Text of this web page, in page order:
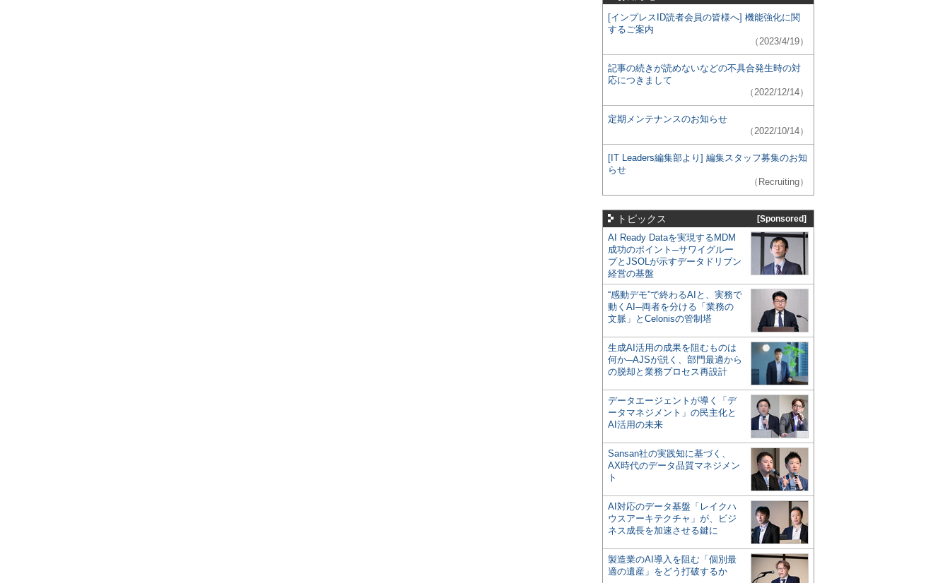
[インプレスID読者会員の皆様へ] 機能強化に関
するご案内
（2023/4/19）
記事の続きが読めないなどの不具合発生時の対
応につきまして
（2022/12/14）
定期メンテナンスのお知らせ
（2022/10/14）
[IT Leaders編集部より] 編集スタッフ募集のお知
らせ
（Recruiting）
トピックス [Sponsored]
AI Ready Dataを実現するMDM
成功のポイント─サワイグルー
プとJSOLが示すデータドリブン
経営の基盤
“感動デモ”で終わるAIと、実務で
動くAI─両者を分ける「業務の
文脈」とCelonisの管制塔
生成AI活用の成果を阻むものは
何か─AJSが説く、部門最適から
の脱却と業務プロセス再設計
データエージェントが導く「デ
ータマネジメント」の民主化と
AI活用の未来
Sansan社の実践知に基づく、
AX時代のデータ品質マネジメン
ト
AI対応のデータ基盤「レイクハ
ウスアーキテクチャ」が、ビジ
ネス成長を加速させる鍵に
製造業のAI導入を阻む「個別最
適の遺産」をどう打破するか